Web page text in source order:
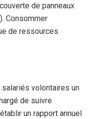
de panneaux
Consommer
de ressources
salariés volontaires un
de suivre
un rapport annuel